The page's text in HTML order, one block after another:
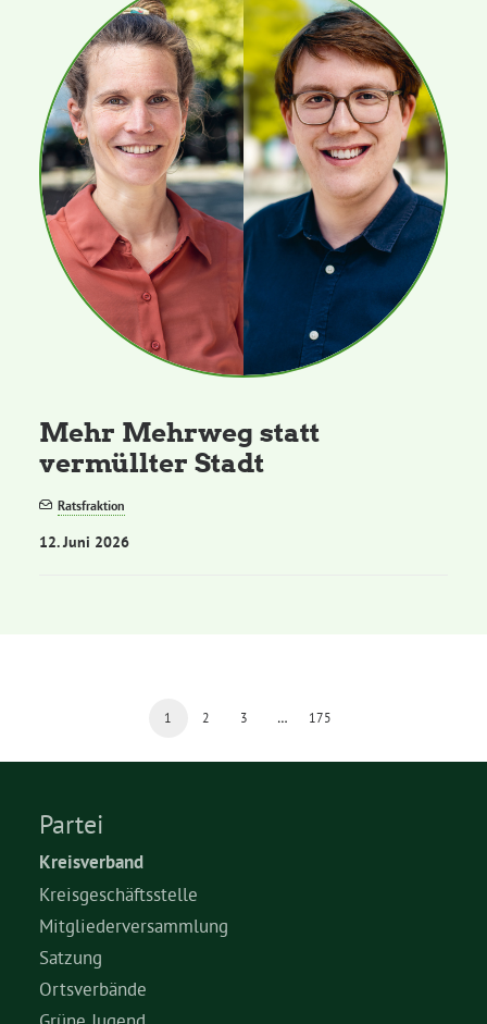
Mehr Mehrweg statt
vermüllter Stadt
Ratsfraktion
12. Juni 2026
1 2 3 … 175
Partei
Kreisverband
Kreisgeschäftsstelle
Mitgliederversammlung
Satzung
Ortsverbände